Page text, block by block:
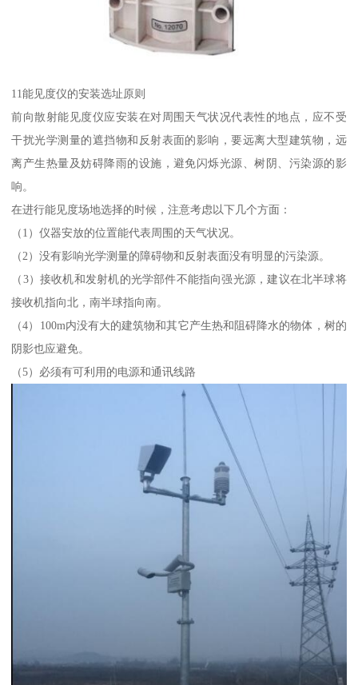
11能见度仪的安装选址原则
前向散射能见度仪应安装在对周围天气状况代表性的地点，应不受
干扰光学测量的遮挡物和反射表面的影响，要远离大型建筑物，远
离产生热量及妨碍降雨的设施，避免闪烁光源、树阴、污染源的影
响。
在进行能见度场地选择的时候，注意考虑以下几个方面：
（1）仪器安放的位置能代表周围的天气状况。
（2）没有影响光学测量的障碍物和反射表面没有明显的污染源。
（3）接收机和发射机的光学部件不能指向强光源，建议在北半球将
接收机指向北，南半球指向南。
（4）100m内没有大的建筑物和其它产生热和阻碍降水的物体，树的
阴影也应避免。
（5）必须有可利用的电源和通讯线路